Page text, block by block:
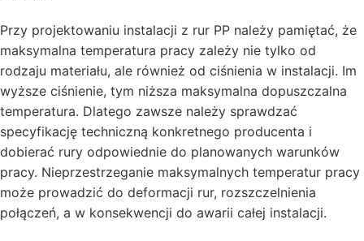
Przy projektowaniu instalacji z rur PP należy pamiętać, że
maksymalna temperatura pracy zależy nie tylko od
rodzaju materiału, ale również od ciśnienia w instalacji. Im
wyższe ciśnienie, tym niższa maksymalna dopuszczalna
temperatura. Dlatego zawsze należy sprawdzać
specyfikację techniczną konkretnego producenta i
dobierać rury odpowiednie do planowanych warunków
pracy. Nieprzestrzeganie maksymalnych temperatur pracy
może prowadzić do deformacji rur, rozszczelnienia
połączeń, a w konsekwencji do awarii całej instalacji.